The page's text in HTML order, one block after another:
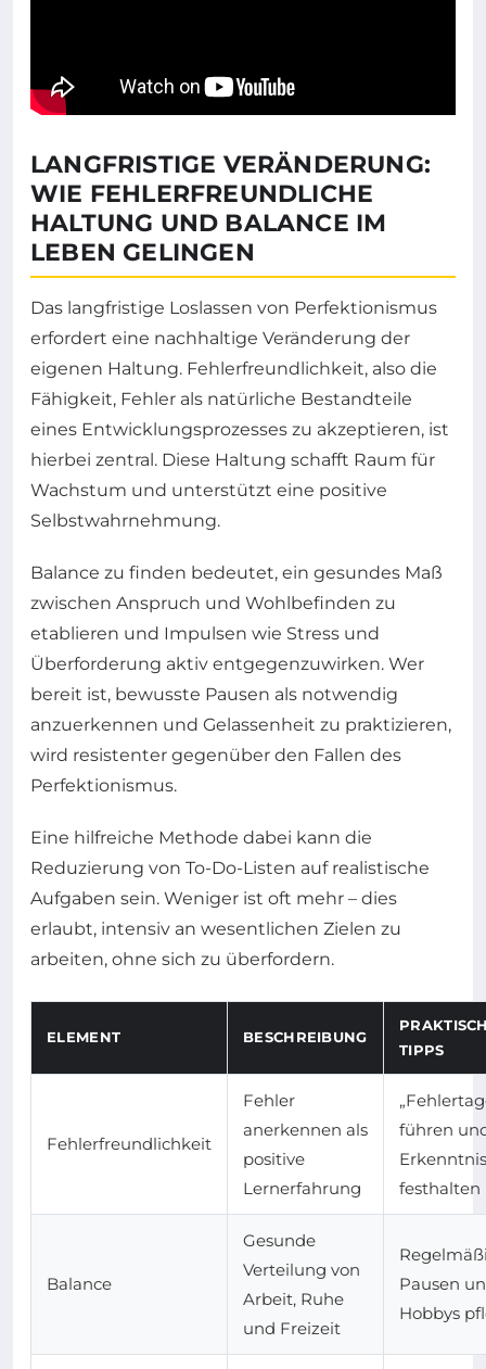
LANGFRISTIGE VERÄNDERUNG:
WIE FEHLERFREUNDLICHE
HALTUNG UND BALANCE IM
LEBEN GELINGEN
Das langfristige Loslassen von Perfektionismus
erfordert eine nachhaltige Veränderung der
eigenen Haltung. Fehlerfreundlichkeit, also die
Fähigkeit, Fehler als natürliche Bestandteile
eines Entwicklungsprozesses zu akzeptieren, ist
hierbei zentral. Diese Haltung schafft Raum für
Wachstum und unterstützt eine positive
Selbstwahrnehmung.
Balance zu finden bedeutet, ein gesundes Maß
zwischen Anspruch und Wohlbefinden zu
etablieren und Impulsen wie Stress und
Überforderung aktiv entgegenzuwirken. Wer
bereit ist, bewusste Pausen als notwendig
anzuerkennen und Gelassenheit zu praktizieren,
wird resistenter gegenüber den Fallen des
Perfektionismus.
Eine hilfreiche Methode dabei kann die
Reduzierung von To-Do-Listen auf realistische
Aufgaben sein. Weniger ist oft mehr – dies
erlaubt, intensiv an wesentlichen Zielen zu
arbeiten, ohne sich zu überfordern.
ELEMENT BESCHREIBUNG
TIPPS
Fehlerfreundlichkeit
Fehler
anerkennen als
positive
Lernerfahrung
führen
festhalten
Balance
Gesunde
Verteilung von
Arbeit, Ruhe
und Freizeit
Pausen
Hobbys